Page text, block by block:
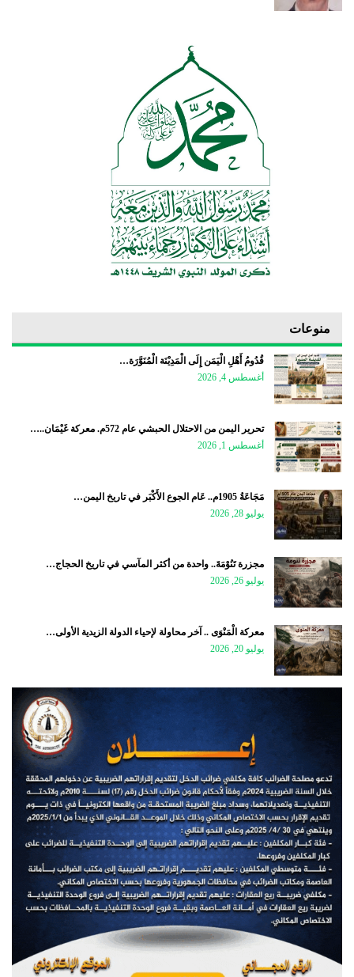
منوعات
قُدُومُ أَهْلِ الْيَمَن إِلَى الْمَدِيْنَة الْمُنَوَّرَة…
أغسطس 4, 2026
تحرير اليمن من الاحتلال الحبشي عام 572م. معركة غَيْمَان..…
أغسطس 1, 2026
مَجَاعَةُ 1905م.. عَام الجوع الأَكْبَر في تاريخ اليمن…
يوليو 28, 2026
مجزرة تَنُوْمَةَ.. واحدة من أكثر المآسي في تاريخ الحجاج…
يوليو 26, 2026
معركة الْمَنْوَى .. آخر محاولة لإحياء الدولة الزيدية الأولى…
يوليو 20, 2026